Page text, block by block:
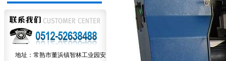
地址：常熟市董浜镇智林工业园安